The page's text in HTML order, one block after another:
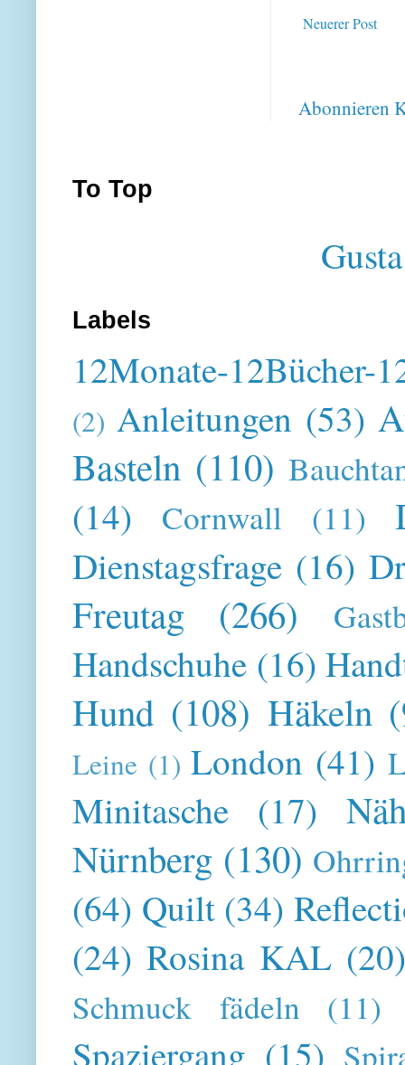
Neuerer Post
Abonnieren
To Top
Labels
12Monate-12Bücher-
(2) Anleitungen (53)
Basteln (110)
(14) Cornwall (11)
Dienstagsfrage (16)
Freutag (266)
Handschuhe (16)
Hund (108) Häkeln
Leine (1) London (41)
Minitasche (17)
Nürnberg (130)
(64) Quilt (34)
(24) Rosina KAL
Schmuck fädeln (11)
Spaziergang (15)